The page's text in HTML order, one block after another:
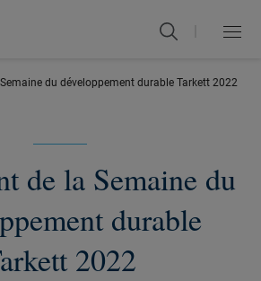
Menu
Fermer
du développement durable Tarkett 2022
de la Semaine du
durable
2022